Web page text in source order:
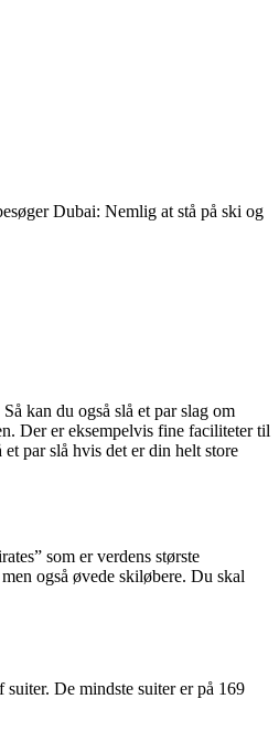
Dubai: Nemlig at stå på ski og
kan du også slå et par slag om
Der er eksempelvis fine faciliteter til
par slå hvis det er din helt store
som er verdens største
også øvede skiløbere. Du skal
De mindste suiter er på 169